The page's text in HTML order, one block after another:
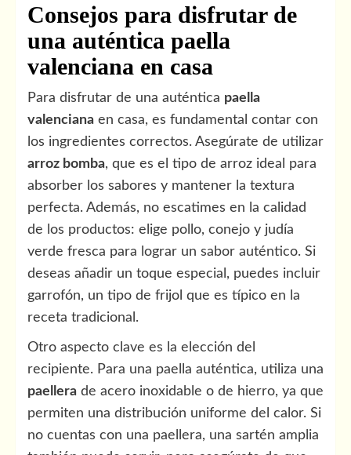
Consejos para disfrutar de
una auténtica paella
valenciana en casa
Para disfrutar de una auténtica paella
valenciana en casa, es fundamental contar con
los ingredientes correctos. Asegúrate de utilizar
arroz bomba, que es el tipo de arroz ideal para
absorber los sabores y mantener la textura
perfecta. Además, no escatimes en la calidad
de los productos: elige pollo, conejo y judía
verde fresca para lograr un sabor auténtico. Si
deseas añadir un toque especial, puedes incluir
garrofón, un tipo de frijol que es típico en la
receta tradicional.
Otro aspecto clave es la elección del
recipiente. Para una paella auténtica, utiliza una
paellera de acero inoxidable o de hierro, ya que
permiten una distribución uniforme del calor. Si
no cuentas con una paellera, una sartén amplia